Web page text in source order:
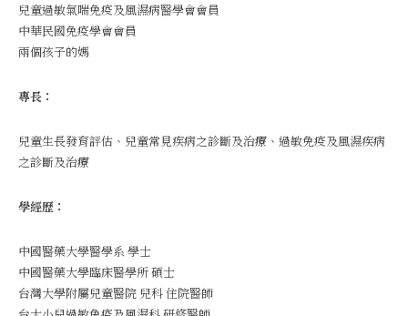
兒童過敏氣喘免疫及風濕病醫學會會員
中華民國免疫學會會員
兩個孩子的媽
專長：
兒童生長發育評估、兒童常見疾病之診斷及治療、過敏免疫及風濕疾病
之診斷及治療
學經歷：
中國醫藥大學醫學系 學士
中國醫藥大學臨床醫學所 碩士
台灣大學附屬兒童醫院 兒科 住院醫師